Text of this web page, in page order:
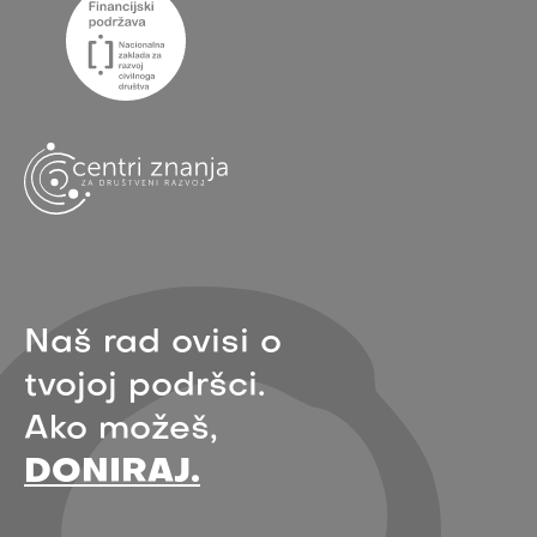
Naš rad ovisi o
tvojoj podršci.
Ako možeš,
DONIRAJ.